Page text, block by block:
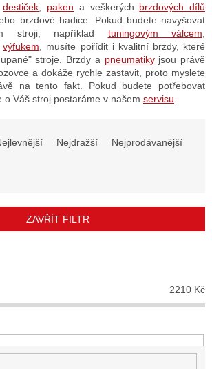
,destiček paken a veškerých brzdových dílů
brzdové hadice. Pokud budete navyšovat
stroji, například tuningovým válcem
výfukem , musíte pořídit i kvalitní brzdy, které
stroje. Brzdy a pneumatikyjsou právě
a dokáže rychle zastavit, proto myslete
na tento fakt. Pokud budete potřebovat
o Váš stroj postaráme v našem servisu
Nejdražší Nejprodávanější
ZAVŘÍT FILTR
2210 Kč